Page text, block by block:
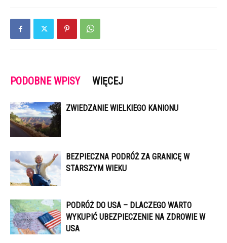
PODOBNE WPISY WIĘCEJ
ZWIEDZANIE WIELKIEGO KANIONU
BEZPIECZNA PODRÓŻ ZA GRANICĘ W
STARSZYM WIEKU
PODRÓŻ DO USA – DLACZEGO WARTO
WYKUPIĆ UBEZPIECZENIE NA ZDROWIE W
USA